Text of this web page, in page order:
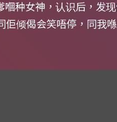
嗰种女神，认识后，发
佢倾偈会笑唔停，同我